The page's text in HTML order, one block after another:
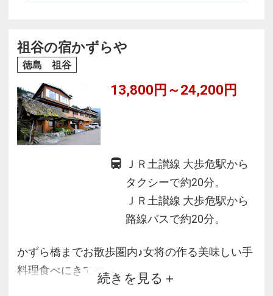
のかずら橋など大自然ならではの楽しみ盛り沢
山
ください。
祖谷の宿かずらや
徳島 祖谷
13,800円～24,200円
ＪＲ土讃線 大歩危駅から
タクシーで約20分。
ＪＲ土讃線 大歩危駅から
路線バスで約20分。
かずら橋までお散歩圏内♪女将の作る美味しい手
料理食べにきてや～
まぶしい緑、鳥のさえずり、せせらぎの
続きを見る